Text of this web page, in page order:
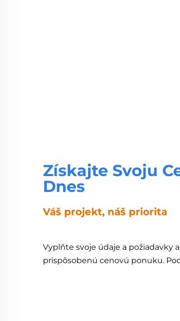
Získajte Svoju
Dnes
Váš projekt, náš priorita
Vyplňte svoje údaje a požiadavky
prispôsobenú cenovú ponuku.